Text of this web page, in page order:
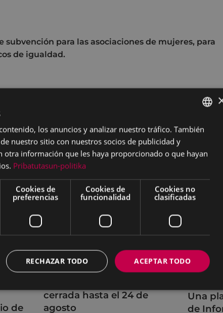
para las asociaciones de mujeres, para
de igualdad.
de
cerrada hasta el 24 de
agosto
OFERTA
Una
de
BASQUE
los anuncios y analizar nuestro tráfico. También
nuestro sitio con nuestros socios de publicidad y
otra información que les haya proporcionado o que hayan
Pribatutasun-politika
Cookies de
preferencias
Cookies de
funcionalidad
Cookies no
clasificadas
ACEPTAR TODO
RECHAZAR TODO